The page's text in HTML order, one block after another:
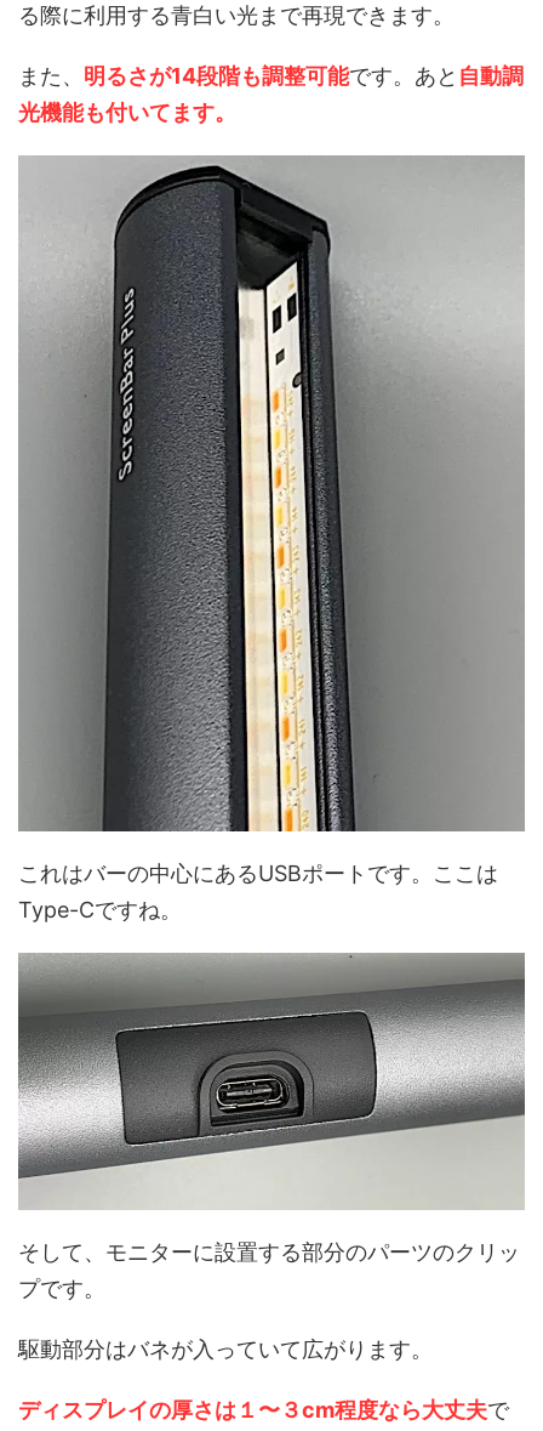
る際に利用する青白い光まで再現できます。
また、 明るさが14段階も調整可能です。あと 自動調
光機能も付いてます。
これはバーの中心にあるUSBポートです。ここは
Type-Cですね。
そして、モニターに設置する部分のパーツのクリッ
プです。
駆動部分はバネが入っていて広がります。
ディスプレイの厚さは１〜３cm程度なら大丈夫で